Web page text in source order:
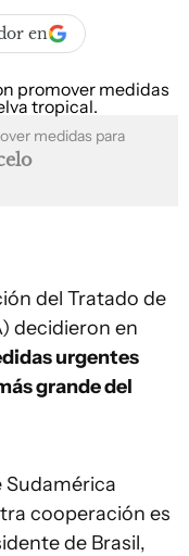
en
medidas para
del Tratado de
decidieron en
urgentes
grande del
Sudamérica
cooperación es
de Brasil,